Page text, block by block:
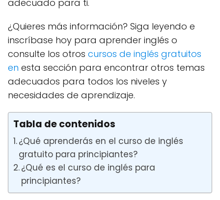
adecuado para ti.
¿Quieres más información? Siga leyendo e
inscríbase hoy para aprender inglés o
consulte los otros cursos de inglés gratuitos
en esta sección para encontrar otros temas
adecuados para todos los niveles y
necesidades de aprendizaje.
Tabla de contenidos
¿Qué aprenderás en el curso de inglés
gratuito para principiantes?
¿Qué es el curso de inglés para
principiantes?